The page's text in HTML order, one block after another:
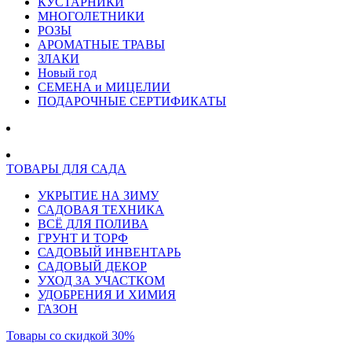
МНОГОЛЕТНИКИ
РОЗЫ
АРОМАТНЫЕ ТРАВЫ
ЗЛАКИ
Новый год
СЕМЕНА и МИЦЕЛИИ
ПОДАРОЧНЫЕ СЕРТИФИКАТЫ
ТОВАРЫ ДЛЯ САДА
УКРЫТИЕ НА ЗИМУ
САДОВАЯ ТЕХНИКА
ВСЁ ДЛЯ ПОЛИВА
ГРУНТ И ТОРФ
САДОВЫЙ ИНВЕНТАРЬ
САДОВЫЙ ДЕКОР
УХОД ЗА УЧАСТКОМ
УДОБРЕНИЯ И ХИМИЯ
ГАЗОН
Товары со скидкой 30%